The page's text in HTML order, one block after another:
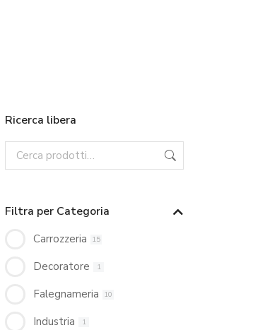
Ricerca libera
Filtra per Categoria
Carrozzeria 15
Decoratore 1
Falegnameria 10
Industria 1